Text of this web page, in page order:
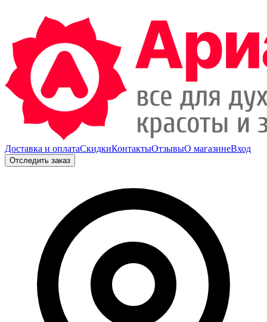
Доставка и оплатаСкидкиКонтактыОтзывыО магазинеВход
Отследить заказ